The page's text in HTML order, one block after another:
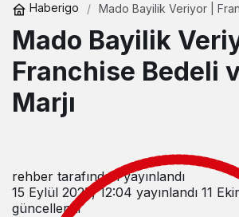
Haberigo
Mado Bayilik Veriyor |
Mado Bayilik
Franchise Bedeli
Marjı
rehber tarafından yayınlandı
15 Eylül 2025, 12:04 yayınlandı 11
güncellendi